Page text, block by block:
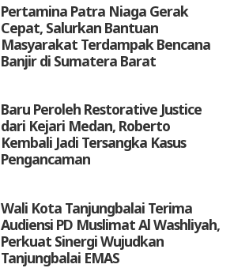
Pertamina Patra Niaga Gerak
Cepat, Salurkan Bantuan
Masyarakat Terdampak Bencana
Banjir di Sumatera Barat
Baru Peroleh Restorative Justice
dari Kejari Medan, Roberto
Kembali Jadi Tersangka Kasus
Pengancaman
Wali Kota Tanjungbalai Terima
Audiensi PD Muslimat Al Washliyah,
Perkuat Sinergi Wujudkan
Tanjungbalai EMAS